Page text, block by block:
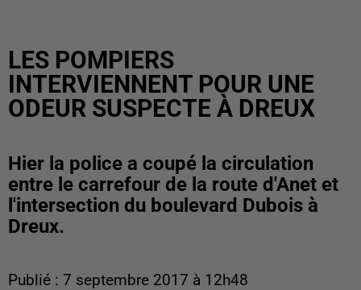
LES POMPIERS
INTERVIENNENT POUR UNE
ODEUR SUSPECTE À DREUX
Hier la police a coupé la circulation
entre le carrefour de la route d'Anet et
l'intersection du boulevard Dubois à
Dreux.
Publié : 7 septembre 2017 à 12h48